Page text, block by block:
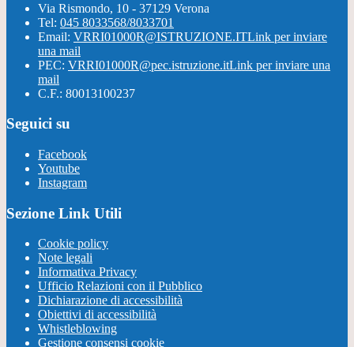
Via Rismondo, 10 - 37129 Verona
Tel: 045 8033568/8033701
Email: VRRI01000R@ISTRUZIONE.ITLink per inviare
una mail
PEC: VRRI01000R@pec.istruzione.itLink per inviare una
mail
C.F.: 80013100237
Seguici su
Facebook
Youtube
Instagram
Sezione Link Utili
Cookie policy
Note legali
Informativa Privacy
Ufficio Relazioni con il Pubblico
Dichiarazione di accessibilità
Obiettivi di accessibilità
Whistleblowing
Gestione consensi cookie